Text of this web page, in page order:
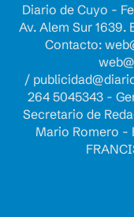
Diario de Cuyo -
Av. Alem Sur
Contacto:
/
264 5045343 -
Secretario de
Mario Romero -